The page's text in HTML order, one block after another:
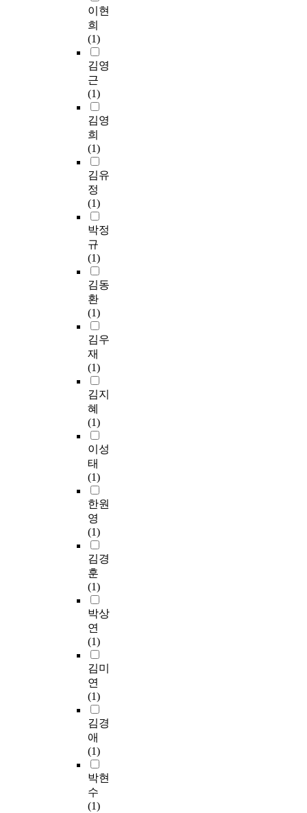
이현
희
(1)
김영
근
(1)
김영
희
(1)
김유
정
(1)
박정
규
(1)
김동
환
(1)
김우
재
(1)
김지
혜
(1)
이성
태
(1)
한원
영
(1)
김경
훈
(1)
박상
연
(1)
김미
연
(1)
김경
애
(1)
박현
수
(1)